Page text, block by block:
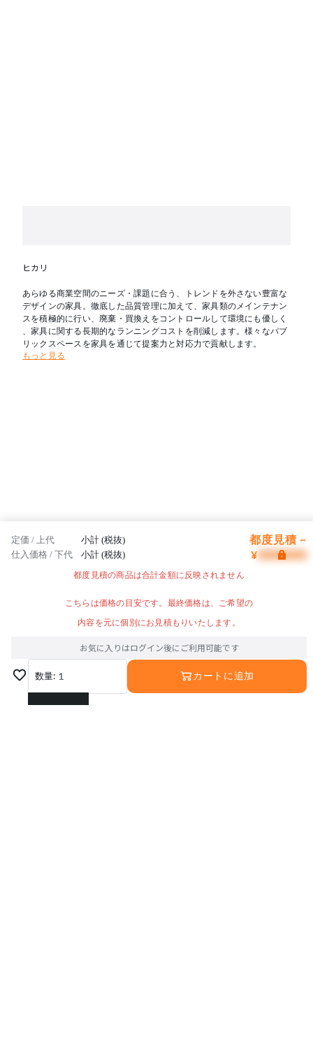
ヒカリ
あらゆる商業空間のニーズ・課題に合う、トレンドを外さない豊富な
デザインの家具。徹底した品質管理に加えて、家具類のメインテナン
スを積極的に行い、廃棄・買換えをコントロールして環境にも優しく
、家具に関する長期的なランニングコストを削減します。様々なパブ
リックスペースを家具を通じて提案力と対応力で貢献します。
もっと見る
定価 / 上代 小計 (税抜) 都度見積 ~
仕入価格 / 下代 小計 (税抜) ¥
都度見積の商品は合計金額に反映されません
こちらは価格の目安です。最終価格は、ご希望の
内容を元に個別にお見積もりいたします。
お気に入りはログイン後にご利用可能です
数量: 1
1
カートに追加